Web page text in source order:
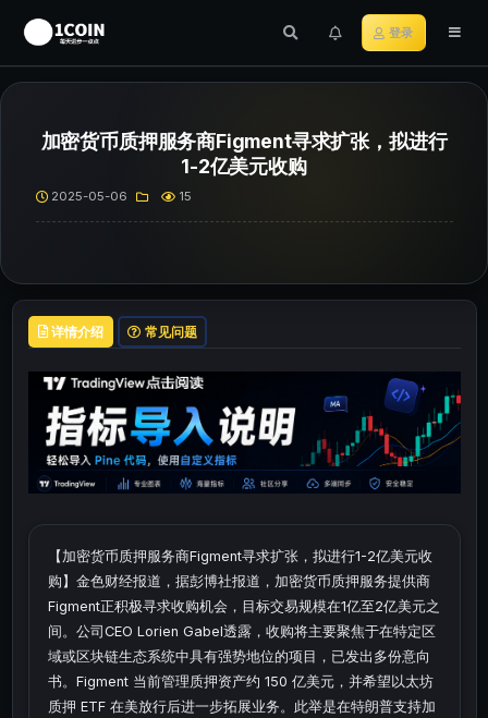
登录
加密货币质押服务商Figment寻求扩张，拟进行
1-2亿美元收购
2025-05-06 15
详情介绍 常见问题
【加密货币质押服务商Figment寻求扩张，拟进行1-2亿美元收
购】金色财经报道，据彭博社报道，加密货币质押服务提供商
Figment正积极寻求收购机会，目标交易规模在1亿至2亿美元之
间。公司CEO Lorien Gabel透露，收购将主要聚焦于在特定区
域或区块链生态系统中具有强势地位的项目，已发出多份意向
书。Figment 当前管理质押资产约 150 亿美元，并希望以太坊
质押 ETF 在美放行后进一步拓展业务。此举是在特朗普支持加